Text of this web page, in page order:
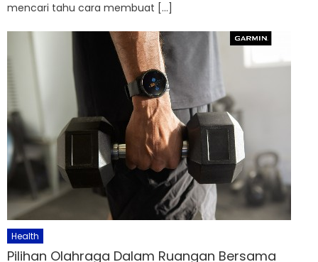
mencari tahu cara membuat […]
Health
Pilihan Olahraga Dalam Ruangan Bersama